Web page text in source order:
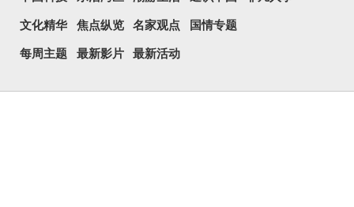
文化精华 焦点纵览 名家观点 国情专题
每周主题 最新影片 最新活动